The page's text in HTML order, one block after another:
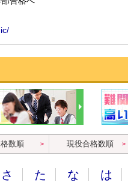
数順 現役合格数順
さ た な は